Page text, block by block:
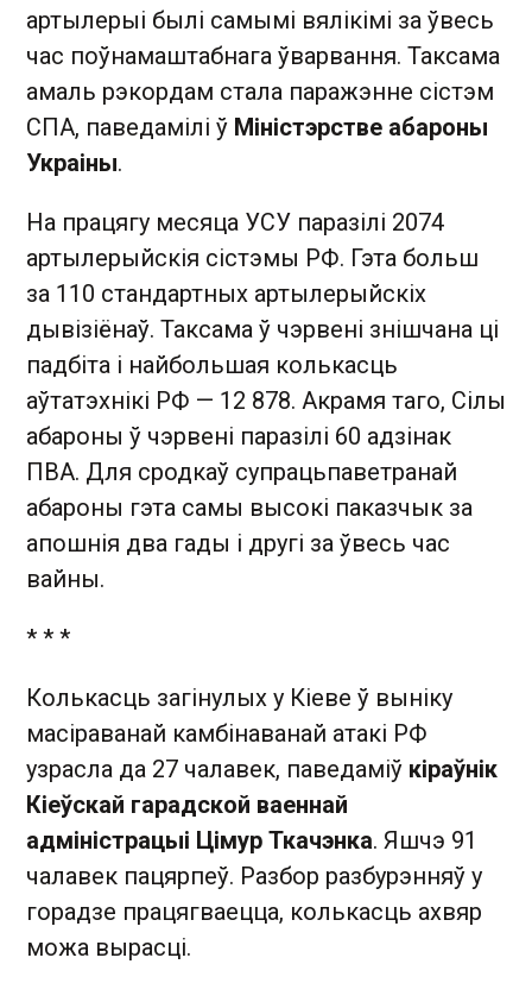
артылерыі былі самымі вялікімі за ўвесь
час поўнамаштабнага ўварвання. Таксама
амаль рэкордам стала паражэнне сістэм
СПА, паведамілі ў Міністэрстве абароны
Украіны.
На працягу месяца УСУ паразілі 2074
артылерыйскія сістэмы РФ. Гэта больш
за 110 стандартных артылерыйскіх
дывізіёнаў. Таксама ў чэрвені знішчана ці
падбіта і найбольшая колькасць
аўтатэхнікі РФ — 12 878. Акрамя таго, Сілы
абароны ў чэрвені паразілі 60 адзінак
ПВА. Для сродкаў супрацьпаветранай
абароны гэта самы высокі паказчык за
апошнія два гады і другі за ўвесь час
вайны.
* * *
Колькасць загінулых у Кіеве ў выніку
масіраванай камбінаванай атакі РФ
узрасла да 27 чалавек, паведаміў кіраўнік
Кіеўскай гарадской ваеннай
адміністрацыі Цімур Ткачэнка. Яшчэ 91
чалавек пацярпеў. Разбор разбурэнняў у
горадзе працягваецца, колькасць ахвяр
можа вырасці.